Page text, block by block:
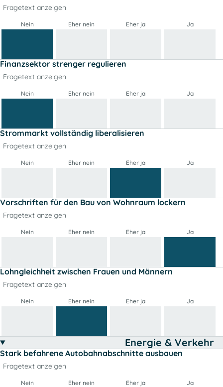
Fragetext anzeigen
Nein Eher nein Eher ja Ja
Finanzsektor strenger regulieren
Fragetext anzeigen
Nein Eher nein Eher ja Ja
Strommarkt vollständig liberalisieren
Fragetext anzeigen
Nein Eher nein Eher ja Ja
Vorschriften für den Bau von Wohnraum lockern
Fragetext anzeigen
Nein Eher nein Eher ja Ja
Lohngleichheit zwischen Frauen und Männern
Fragetext anzeigen
Nein Eher nein Eher ja Ja
Energie & Verkehr
Stark befahrene Autobahnabschnitte ausbauen
Fragetext anzeigen
Nein Eher nein Eher ja Ja